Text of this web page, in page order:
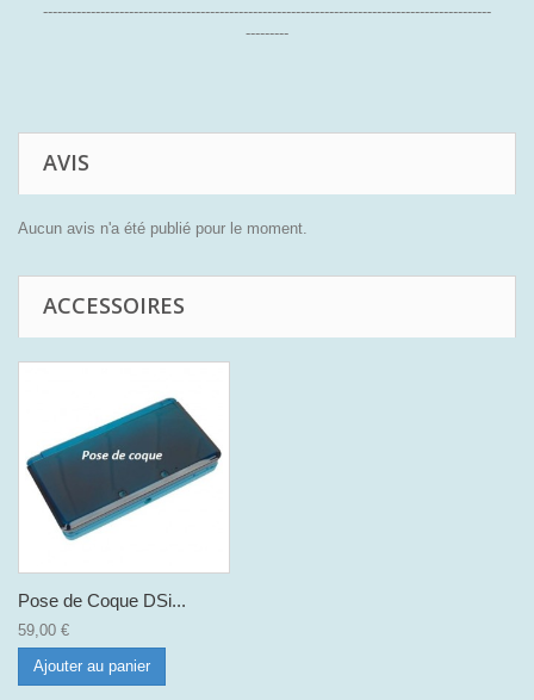
----------------------------------------------------------------------------------------------
---------
AVIS
Aucun avis n'a été publié pour le moment.
ACCESSOIRES
Pose de Coque DSi...
59,00 €
Ajouter au panier